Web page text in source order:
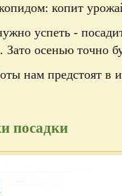
копит
успеть -
Зато осенью точно
нам предстоят в
посадки